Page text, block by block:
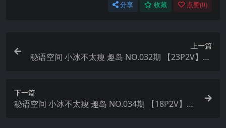
分享 收藏 点赞(0)
上一篇
秘语空间 小冰不太瘦 趣岛 NO.032期 【23P2V】20
下一篇
秘语空间 小冰不太瘦 趣岛 NO.034期 【18P2V】20